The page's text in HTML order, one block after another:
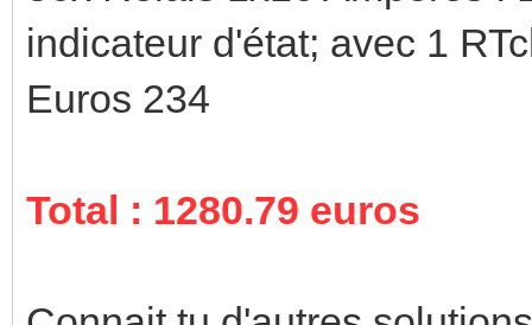
indicateur d'état; avec 1
Euros 234
Total : 1280.79 euros